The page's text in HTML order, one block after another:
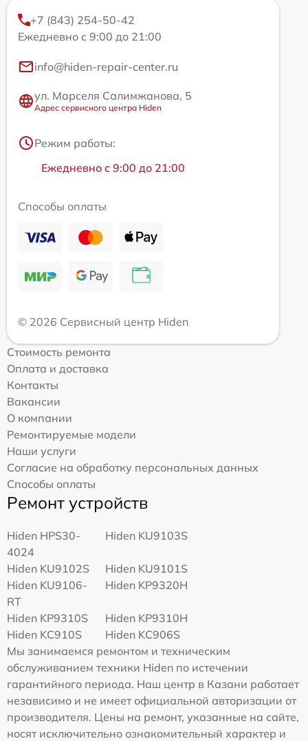
+7 (843) 254-50-42
Ежедневно с 9:00 до 21:00
info@hiden-repair-center.ru
ул. Марселя Салимжанова, 5
Адрес сервисного центра Hiden
Режим работы:
Ежедневно с 9:00 до 21:00
Способы оплаты
© 2026 Сервисный центр Hiden
Стоимость ремонта
Оплата и доставка
Контакты
Вакансии
О компании
Ремонтируемые модели
Наши услуги
Согласие на обработку персональных данных
Способы оплаты
Ремонт устройств
Hiden HPS30-
4024
Hiden KU9103S
Hiden KU9102S
Hiden KU9101S
Hiden KU9106-
RT
Hiden KP9320H
Hiden KP9310S
Hiden KP9310H
Hiden KC910S
Hiden KC906S
Мы занимаемся ремонтом и техническим
обслуживанием техники Hiden по истечении
гарантийного периода. Наш центр в Казани работает
независимо и не имеет официальной авторизации от
производителя. Цены на ремонт, указанные на сайте,
носят исключительно ознакомительный характер и